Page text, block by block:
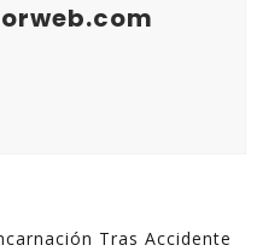
Tras Accidente